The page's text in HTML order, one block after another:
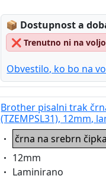
📦 Lagerstatus:
Dostupnost a
❌ Trenutno ni na
Obvestilo, ko bo na
Brother pisalni trak
(TZEMPSL31), 12mm,
Eigenschaft:
črna na srebrn
Eigenschaft:
12mm
Eigenschaft:
Laminirano